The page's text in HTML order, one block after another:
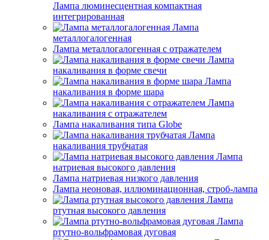
Лампа люминесцентная компактная
интегрированная
Лампа
металлогалогенная
Лампа металлогалогенная с отражателем
Лампа
накаливания в форме свечи
Лампа
накаливания в форме шара
Лампа
накаливания с отражателем
Лампа накаливания типа Globe
Лампа
накаливания трубчатая
Лампа
натриевая высокого давления
Лампа натриевая низкого давления
Лампа неоновая, иллюминационная, строб-лампа
Лампа
ртутная высокого давления
Лампа
ртутно-вольфрамовая дуговая